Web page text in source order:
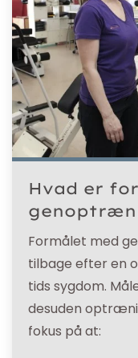
Hvad er
Formålet med
tilbage efter en
tids sygdom.
desuden
fokus på at: